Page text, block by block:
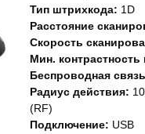
Тип штрихкода: 1D
Расстояние
Скорость
Мин. контрастность
Беспроводная
Радиус действия:
(RF)
Подключение: USB